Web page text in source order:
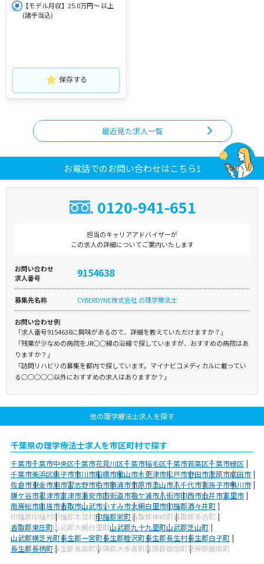
【モデル月収】25.0万円～ 以上
(諸手当込)
保存する
最近見た求人一覧
お電話でのお問い合わせはこちら1
0120-941-651
担当のキャリアアドバイザーが
この求人の詳細についてご案内いたします
お問い合わせ
求人番号
9154638
募集先名称 CYBERDYNE株式会社 の理学療法士
お問い合わせ例
「求人番号9154638に興味があるので、詳細を教えていただけますか？」
「残業が少なめの病院をJR○○線の沿線で探していますが、おすすめの病院はあ
りますか？」
「訪問リハビリの募集を都内で探しています。マイナビコメディカルに載ってい
る○○○○○以外におすすめの求人はありますか？」
他の理学療法士求人を探す
千葉県の理学療法士求人を市区町村で探す
千葉市千葉市中央区千葉市花見川区千葉市稲毛区千葉市若葉区千葉市緑区
千葉市美浜区銚子市市川市船橋市館山市木更津市松戸市野田市茂原市成田市
佐倉市東金市旭市習志野市柏市勝浦市市原市流山市八千代市我孫子市鴨川市
鎌ケ谷市君津市富津市浦安市四街道市袖ケ浦市八街市印西市白井市富里市
南房総市匝瑳市香取市山武市いすみ市大網白里市印旛郡酒々井町
印旛郡印旛村印旛郡本埜村印旛郡栄町香取郡神崎町香取郡多古町
香取郡東庄町山武郡大網白里町山武郡九十九里町山武郡芝山町
山武郡横芝光町長生郡一宮町長生郡睦沢町長生郡長生村長生郡白子町
長生郡長柄町長生郡長南町夷隅郡大多喜町夷隅郡御宿町安房郡鋸南町